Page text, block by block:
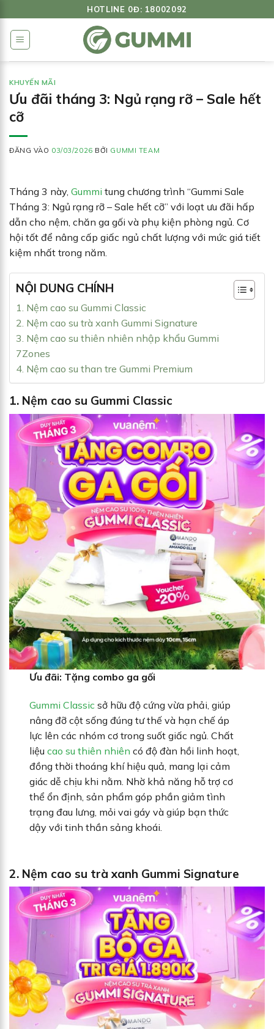
qua
dung
HOTLINE 0Đ: 18002092
KHUYẾN MÃI
Ưu đãi tháng 3: Ngủ rạng rỡ – Sale hết
cỡ
ĐĂNG VÀO 03/03/2026 BỞI GUMMI TEAM
Tháng 3 này, Gummi tung chương trình “Gummi Sale
Tháng 3: Ngủ rạng rỡ – Sale hết cỡ” với loạt ưu đãi hấp
dẫn cho nệm, chăn ga gối và phụ kiện phòng ngủ. Cơ
hội tốt để nâng cấp giấc ngủ chất lượng với mức giá tiết
kiệm nhất trong năm.
NỘI DUNG CHÍNH
1. Nệm cao su Gummi Classic
2. Nệm cao su trà xanh Gummi Signature
3. Nệm cao su thiên nhiên nhập khẩu Gummi
7Zones
4. Nệm cao su than tre Gummi Premium
1. Nệm cao su Gummi Classic
Ưu đãi: Tặng combo ga gối
Gummi Classic sở hữu độ cứng vừa phải, giúp
nâng đỡ cột sống đúng tư thế và hạn chế áp
lực lên các nhóm cơ trong suốt giấc ngủ. Chất
liệucao su thiên nhiên có độ đàn hồi linh hoạt,
đồng thời thoáng khí hiệu quả, mang lại cảm
giác dễ chịu khi nằm. Nhờ khả năng hỗ trợ cơ
thể ổn định, sản phẩm góp phần giảm tình
trạng đau lưng, mỏi vai gáy và giúp bạn thức
dậy với tinh thần sảng khoái.
2. Nệm cao su trà xanh Gummi Signature